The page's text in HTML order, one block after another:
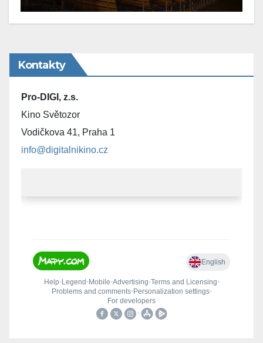
Kontakty
Pro-DIGI, z.s.
Kino Světozor
Vodičkova 41, Praha 1
info@digitalnikino.cz